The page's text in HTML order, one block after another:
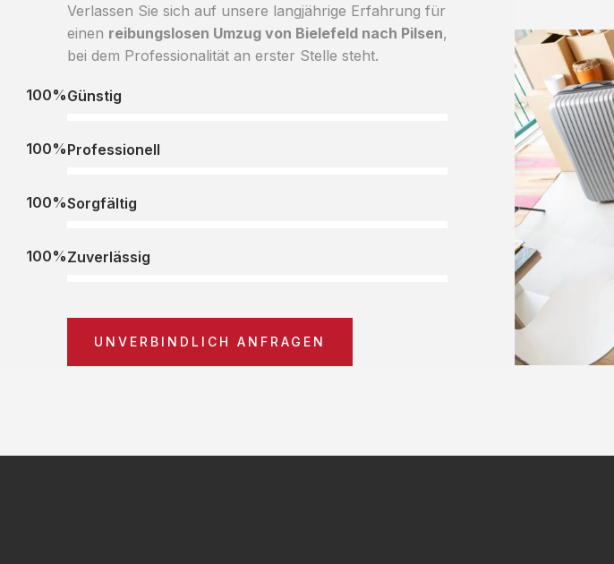
Verlassen Sie sich auf unsere langjährige Erfahrung für
einen reibungslosen Umzug von Bielefeld nach Pilsen,
bei dem Professionalität an erster Stelle steht.
Günstig
100%
Professionell
100%
Sorgfältig
100%
Zuverlässig
100%
UNVERBINDLICH ANFRAGEN